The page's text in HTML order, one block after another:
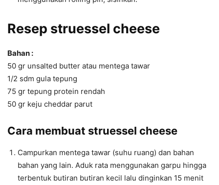
Resep struessel cheese
Bahan :
50 gr unsalted butter atau mentega tawar
1/2 sdm gula tepung
75 gr tepung protein rendah
50 gr keju cheddar parut
Cara membuat struessel cheese
Campurkan mentega tawar (suhu ruang) dan bahan
bahan yang lain. Aduk rata menggunakan garpu hingga
terbentuk butiran butiran kecil lalu dinginkan 15 menit